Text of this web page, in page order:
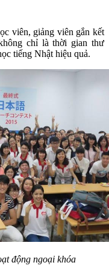
viên, giảng viên gắn kết
chỉ là thời gian thư
tiếng Nhật hiệu quả.
động ngoại khóa